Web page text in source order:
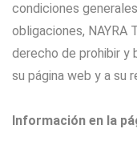
condiciones
obligaciones, NAYRA
derecho de prohibir y
su página web y a su
Información en la